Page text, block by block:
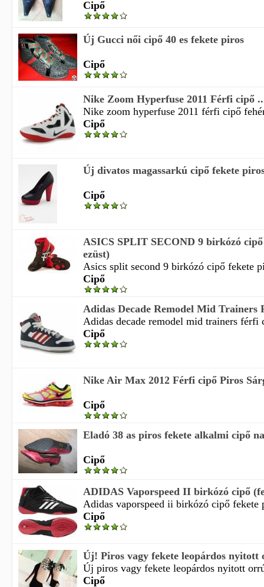
Cipő
Új Gucci női cipő 40 es fekete piros
Cipő
Nike Zoom Hyperfuse 2011 Férfi cipő
Nike zoom hyperfuse 2011 férfi cipő
Cipő
Új divatos magassarkú cipő fekete
Cipő
ASICS SPLIT SECOND 9 birkózó
ezüst)
Asics split second 9 birkózó cipő fekete
Cipő
Adidas Decade Remodel Mid Trainers
Adidas decade remodel mid trainers férfi
Cipő
Nike Air Max 2012 Férfi cipő Piros
Cipő
Eladó 38 as piros fekete alkalmi cipő
Cipő
ADIDAS Vaporspeed II birkózó cipő
Adidas vaporspeed ii birkózó cipő
Cipő
Új! Piros vagy fekete leopárdos nyitott
Új piros vagy fekete leopárdos nyitott
Cipő